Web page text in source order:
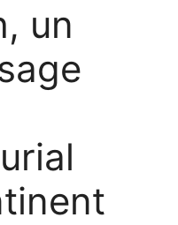
un